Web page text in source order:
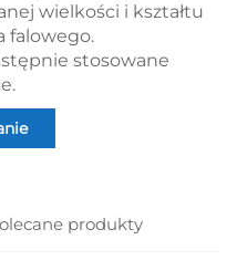
wielkości i kształtu
falowego.
stosowane
produkty